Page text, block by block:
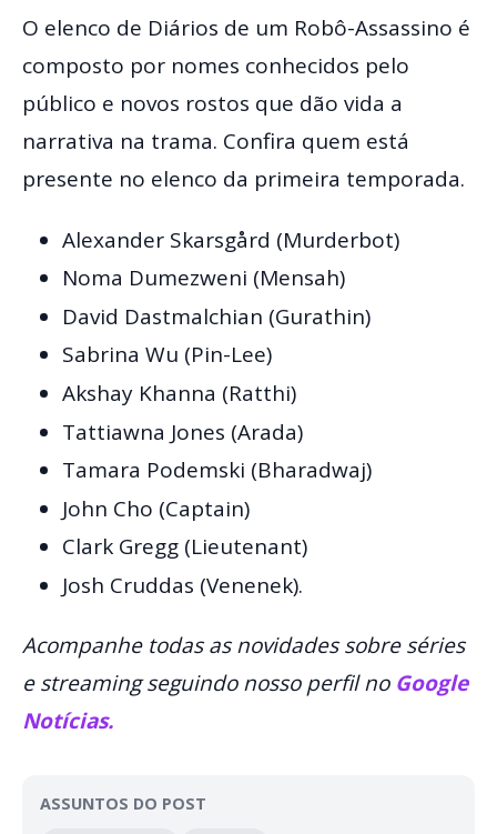
O elenco de Diários de um Robô-Assassino é
composto por nomes conhecidos pelo
público e novos rostos que dão vida a
narrativa na trama. Confira quem está
presente no elenco da primeira temporada.
Alexander Skarsgård (Murderbot)
Noma Dumezweni (Mensah)
David Dastmalchian (Gurathin)
Sabrina Wu (Pin-Lee)
Akshay Khanna (Ratthi)
Tattiawna Jones (Arada)
Tamara Podemski (Bharadwaj)
John Cho (Captain)
Clark Gregg (Lieutenant)
Josh Cruddas (Venenek).
Acompanhe todas as novidades sobre séries
e streaming seguindo nosso perfil no Google
Notícias.
ASSUNTOS DO POST